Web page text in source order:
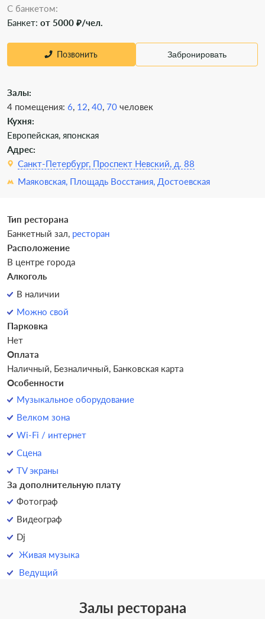
С банкетом:
Банкет: от 5000 ₽/чел.
Позвонить Забронировать
Залы:
4 помещения: 6, 12, 40, 70 человек
Кухня:
Европейская, японская
Адрес:
Санкт-Петербург, Проспект Невский, д. 88
Маяковская, Площадь Восстания, Достоевская
Тип ресторана
Банкетный зал, ресторан
Расположение
В центре города
Алкоголь
В наличии
Можно свой
Парковка
Нет
Оплата
Наличный, Безналичный, Банковская карта
Особенности
Музыкальное оборудование
Велком зона
Wi-Fi / интернет
Сцена
TV экраны
За дополнительную плату
Фотограф
Видеограф
Dj
Живая музыка
Ведущий
Залы ресторана